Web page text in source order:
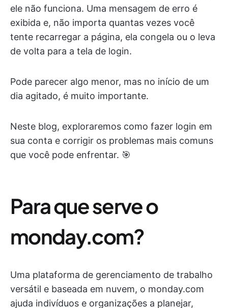
ele não funciona. Uma mensagem de erro é
exibida e, não importa quantas vezes você
tente recarregar a página, ela congela ou o leva
de volta para a tela de login.
Pode parecer algo menor, mas no início de um
dia agitado, é muito importante.
Neste blog, exploraremos como fazer login em
sua conta e corrigir os problemas mais comuns
que você pode enfrentar. 🎯
Para que serve o
monday.com?
Uma plataforma de gerenciamento de trabalho
versátil e baseada em nuvem, o monday.com
ajuda indivíduos e organizações a planejar,